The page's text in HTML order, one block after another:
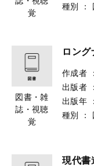
覚
種別 ：
図書・雑
誌・視聴
覚
ロング
作成者 ：
出版者
：
出版年
：
種別
：
現代書